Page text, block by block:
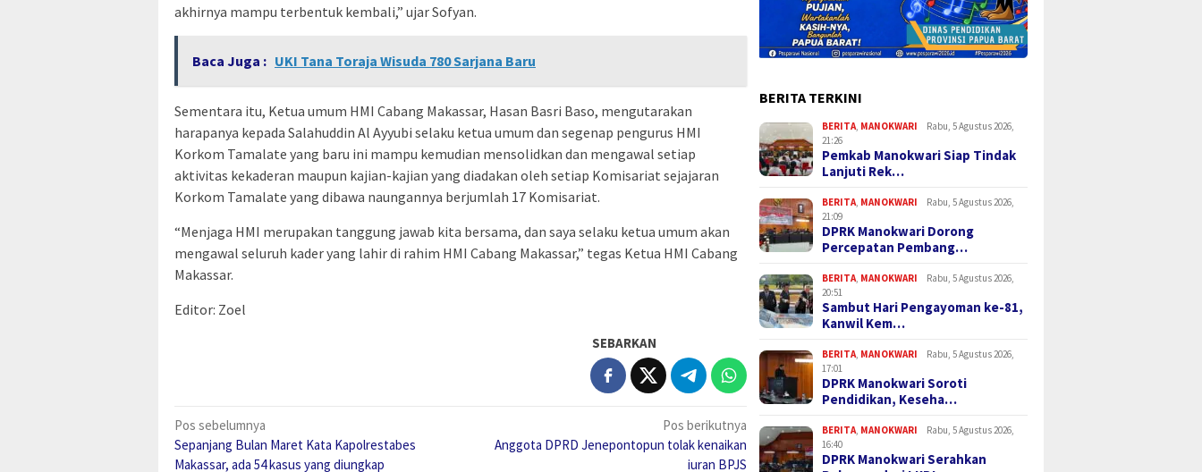
akhirnya mampu terbentuk kembali,” ujar Sofyan.
Baca Juga : UKI Tana Toraja Wisuda 780 Sarjana Baru
Sementara itu, Ketua umum HMI Cabang Makassar, Hasan Basri Baso, mengutarakan
harapanya kepada Salahuddin Al Ayyubi selaku ketua umum dan segenap pengurus HMI
Korkom Tamalate yang baru ini mampu kemudian mensolidkan dan mengawal setiap
aktivitas kekaderan maupun kajian-kajian yang diadakan oleh setiap Komisariat sejajaran
Korkom Tamalate yang dibawa naungannya berjumlah 17 Komisariat.
“Menjaga HMI merupakan tanggung jawab kita bersama, dan saya selaku ketua umum akan
mengawal seluruh kader yang lahir di rahim HMI Cabang Makassar,” tegas Ketua HMI Cabang
Makassar.
Editor: Zoel
SEBARKAN
Navigasi
pos
Pos sebelumnya
Sepanjang Bulan Maret Kata Kapolrestabes
Makassar, ada 54 kasus yang diungkap
Pos berikutnya
Anggota DPRD Jenepontopun tolak kenaikan
iuran BPJS
BERITA TERKINI
BERITA MANOKWARI
Rabu, 5 Agustus 2026,
21:26
Pemkab Manokwari Siap Tindak
Lanjuti Rek…
BERITA MANOKWARI
Rabu, 5 Agustus 2026,
21:09
DPRK Manokwari Dorong
Percepatan Pembang…
BERITA MANOKWARI
Rabu, 5 Agustus 2026,
20:51
Sambut Hari Pengayoman ke-81,
Kanwil Kem…
BERITA MANOKWARI
Rabu, 5 Agustus 2026,
17:01
DPRK Manokwari Soroti
Pendidikan, Keseha…
BERITA MANOKWARI
Rabu, 5 Agustus 2026,
16:40
DPRK Manokwari Serahkan